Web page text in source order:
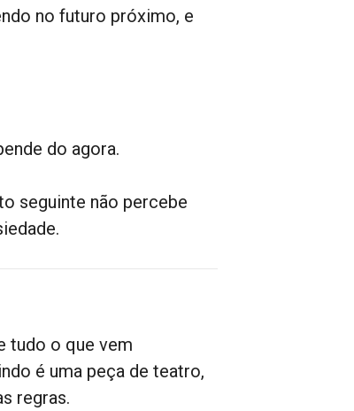
no futuro próximo, e
do agora.
seguinte não percebe
tudo o que vem
é uma peça de teatro,
regras.